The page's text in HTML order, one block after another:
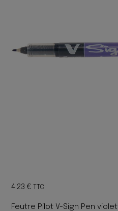
4.23€ TTC
Feutre Pilot V-Sign Pen violet